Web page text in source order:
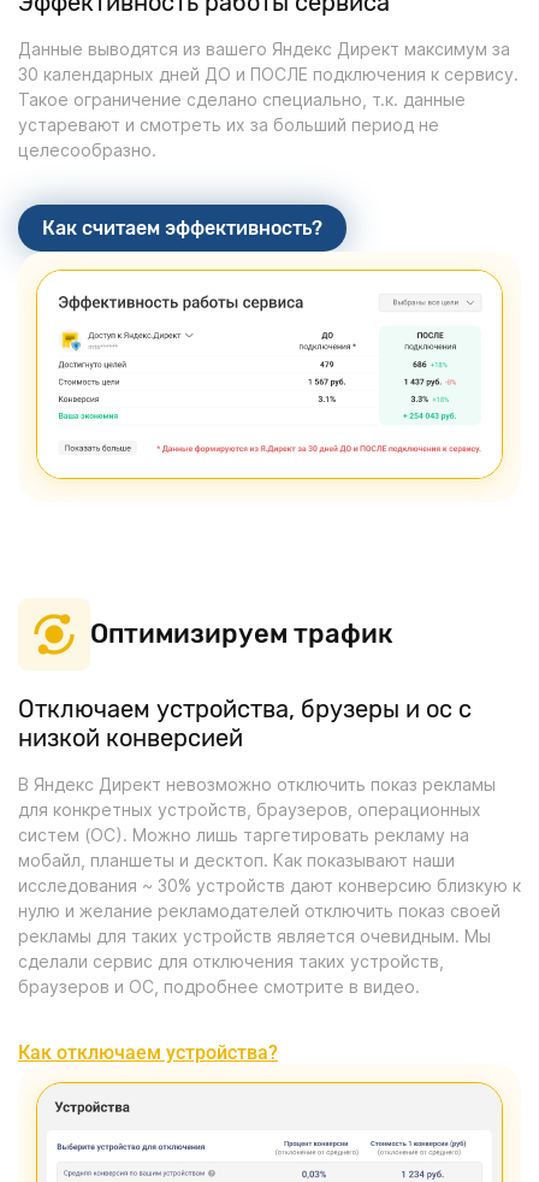
Данные выводятся из вашего Яндекс Директ максимум за
30 календарных дней ДО и ПОСЛЕ подключения к сервису.
Такое ограничение сделано специально, т.к. данные
устаревают и смотреть их за больший период не
целесообразно.
Как считаем эффективность?
Оптимизируем трафик
Отключаем устройства, брузеры и ос с
низкой конверсией
В Яндекс Директ невозможно отключить показ рекламы
для конкретных устройств, браузеров, операционных
систем (ОС). Можно лишь таргетировать рекламу на
мобайл, планшеты и десктоп. Как показывают наши
исследования ~ 30% устройств дают конверсию близкую к
нулю и желание рекламодателей отключить показ своей
рекламы для таких устройств является очевидным. Мы
сделали сервис для отключения таких устройств,
браузеров и ОС, подробнее смотрите в видео.
Как отключаем устройства?